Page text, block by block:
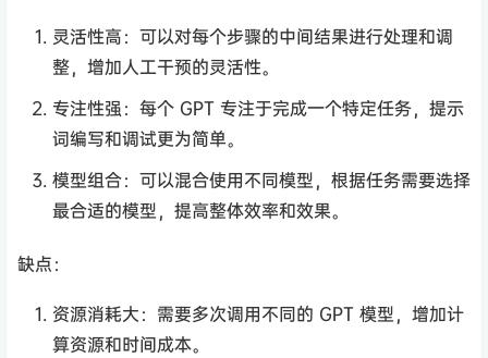
灵活性高：可以对每个步骤的中间结果进行处理和调
整，增加人工干预的灵活性。
专注性强：每个 GPT 专注于完成一个特定任务，提示
词编写和调试更为简单。
模型组合：可以混合使用不同模型，根据任务需要选择
最合适的模型，提高整体效率和效果。
缺点：
资源消耗大：需要多次调用不同的 GPT 模型，增加计
算资源和时间成本。